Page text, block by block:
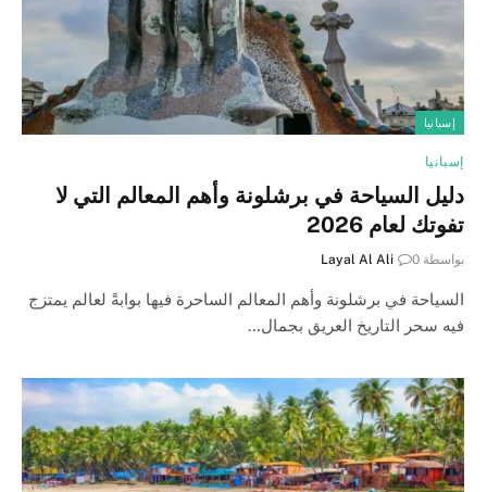
إسبانيا
إسبانيا
دليل السياحة في برشلونة وأهم المعالم التي لا
تفوتك لعام 2026
بواسطة Layal Al Ali 0
السياحة في برشلونة وأهم المعالم الساحرة فيها بوابةً لعالم يمتزج
فيه سحر التاريخ العريق بجمال…